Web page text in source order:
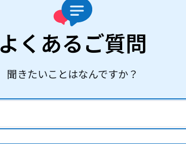
よくあるご質問
聞きたいことはなんですか？